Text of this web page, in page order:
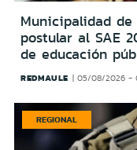
Municipalidad
postular al SAE
de educación
REDMAULE 05/08/2026 -
REGIONAL